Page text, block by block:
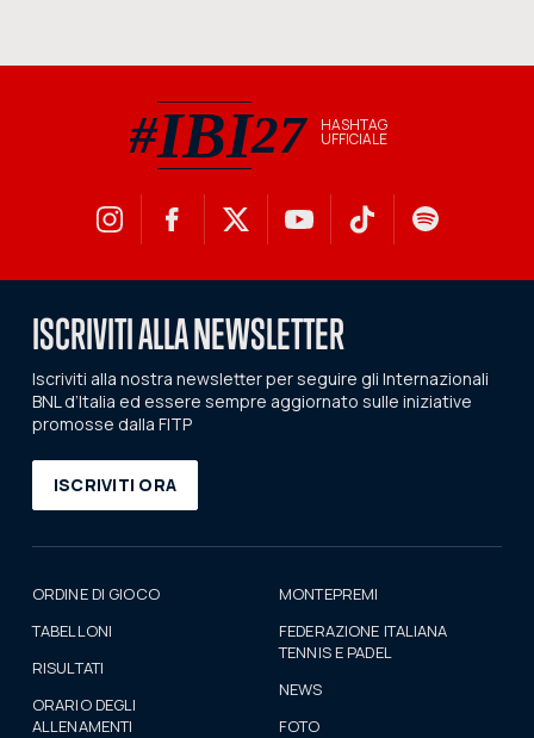
#IBI27
#IBI27 hashtag ufficiale
HASHTAG
UFFICIALE
ISCRIVITI ALLA NEWSLETTER
Iscriviti alla nostra newsletter per seguire gli Internazionali
BNL d’Italia ed essere sempre aggiornato sulle iniziative
promosse dalla FITP
ISCRIVITI ORA
ORDINE DI GIOCO
TABELLONI
RISULTATI
ORARIO DEGLI
ALLENAMENTI
MONTEPREMI
FEDERAZIONE ITALIANA
TENNIS E PADEL
NEWS
FOTO